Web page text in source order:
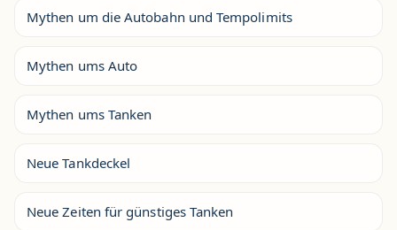
Mythen um die Autobahn und Tempolimits
Mythen ums Auto
Mythen ums Tanken
Neue Tankdeckel
Neue Zeiten für günstiges Tanken